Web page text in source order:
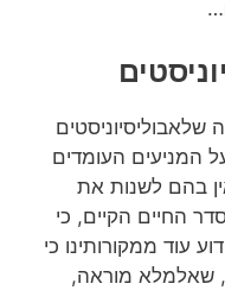
המניעים העומדים
בהם לשנות את
החיים הקיים, כי
עוד ממקורותינו כי
שאלמלא מוראה,